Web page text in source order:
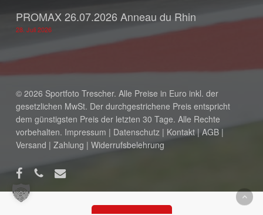
Zwischensumme:
Warenkorb anzeigen
PROMAX 26.07.2026 Anneau du Rhin
28. Juli 2026
© 2026 Sportfoto Trescher. Alle Preise in Euro inkl. der
gesetzlichen MwSt. Der durchgestrichene Preis entspricht
dem günstigsten Preis der letzten 30 Tage. Alle Rechte
vorbehalten. Impressum | Datenschutz| Kontakt|AGB|
Versand | Zahlung | Widerrufsbelehrung
facebookphoneemail